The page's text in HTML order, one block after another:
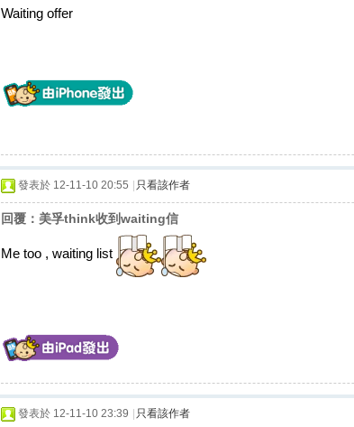
Waiting offer
發表於 12-11-10 20:55 只看該作者
回覆：美孚think收到waiting信
Me too , waiting list
發表於 12-11-10 23:39 只看該作者